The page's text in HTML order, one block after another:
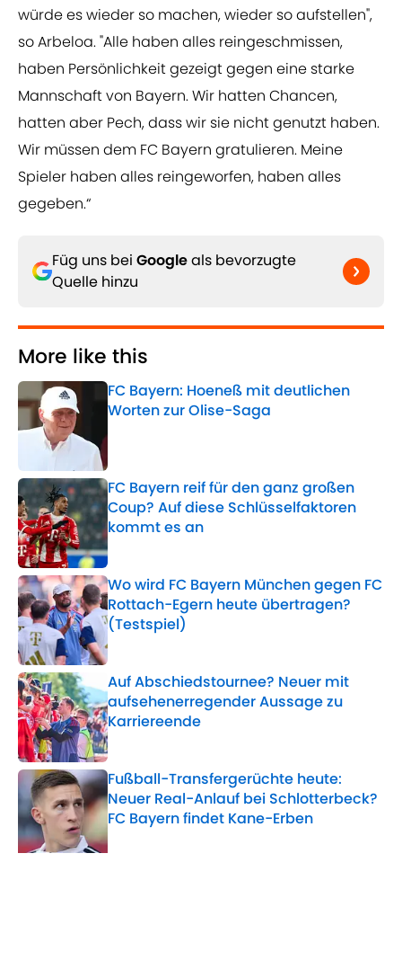
würde es wieder so machen, wieder so aufstellen",
so Arbeloa. "Alle haben alles reingeschmissen,
haben Persönlichkeit gezeigt gegen eine starke
Mannschaft von Bayern. Wir hatten Chancen,
hatten aber Pech, dass wir sie nicht genutzt haben.
Wir müssen dem FC Bayern gratulieren. Meine
Spieler haben alles reingeworfen, haben alles
gegeben.“
Füg uns bei Googleals bevorzugte
Quelle hinzu
More like this
FC Bayern: Hoeneß mit deutlichen
Worten zur Olise-Saga
FC Bayern reif für den ganz großen
Coup? Auf diese Schlüsselfaktoren
kommt es an
Published by on Invalid Date
Wo wird FC Bayern München gegen FC
Rottach-Egern heute übertragen?
(Testspiel)
Published by on Invalid Date
Auf Abschiedstournee? Neuer mit
aufsehenerregender Aussage zu
Karriereende
Published by on Invalid Date
Fußball-Transfergerüchte heute:
Neuer Real-Anlauf bei Schlotterbeck?
FC Bayern findet Kane-Erben
Published by on Invalid Date